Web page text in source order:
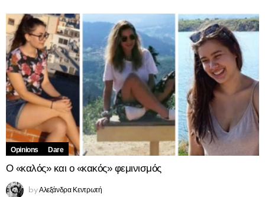
Opinions Dare
Ο «καλός» και ο «κακός» φεμινισμός
by Αλεξάνδρα Κεντρωτή